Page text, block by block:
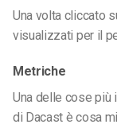
Una volta cliccato
visualizzati per il
Metriche
Una delle cose più
di Dacast è cosa